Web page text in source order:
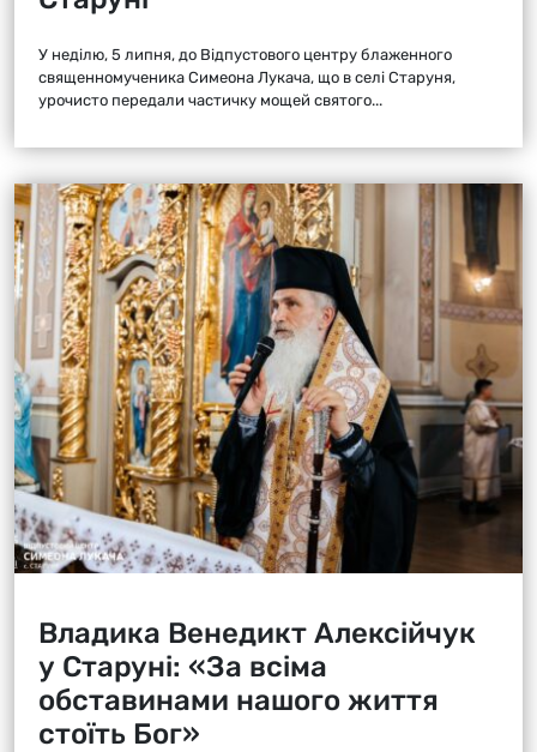
У неділю, 5 липня, до Відпустового центру блаженного
священномученика Симеона Лукача, що в селі Старуня,
урочисто передали частичку мощей святого...
Владика Венедикт Алексійчук
у Старуні: «За всіма
обставинами нашого життя
стоїть Бог»